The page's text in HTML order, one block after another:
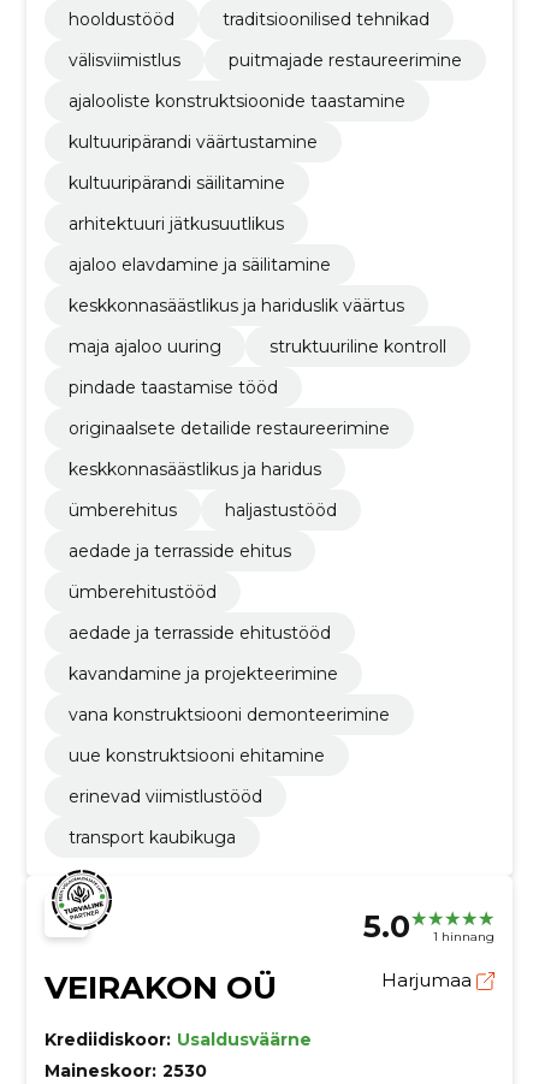
hooldustööd
traditsioonilised tehnikad
välisviimistlus
puitmajade restaureerimine
ajalooliste konstruktsioonide taastamine
kultuuripärandi väärtustamine
kultuuripärandi säilitamine
arhitektuuri jätkusuutlikus
ajaloo elavdamine ja säilitamine
keskkonnasäästlikus ja hariduslik väärtus
maja ajaloo uuring
struktuuriline kontroll
pindade taastamise tööd
originaalsete detailide restaureerimine
keskkonnasäästlikus ja haridus
ümberehitus
haljastustööd
aedade ja terrasside ehitus
ümberehitustööd
aedade ja terrasside ehitustööd
kavandamine ja projekteerimine
vana konstruktsiooni demonteerimine
uue konstruktsiooni ehitamine
erinevad viimistlustööd
transport kaubikuga
5.0 1 hinnang
VEIRAKON OÜ Harjumaa
Krediidiskoor: Usaldusväärne
Maineskoor: 2530